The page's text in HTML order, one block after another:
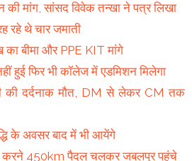
की मांग, सांसद विवेक तन्खा ने पत्र लिखा
रहे थे चार जमाती
का बीमा और PPE KIT मांगे
हुई फिर भी कॉलेज में एडमिशन मिलेगा
की दर्दनाक मौत, DM से लेकर CM तक
के अवसर बाद में भी आयेंगे
करने 450km पैदल चलकर जबलपुर पहुंचे